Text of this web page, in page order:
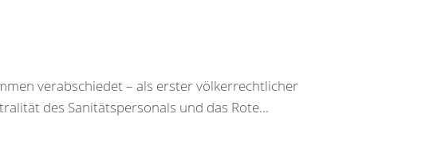
verabschiedet – als erster völkerrechtlicher
des Sanitätspersonals und das Rote...